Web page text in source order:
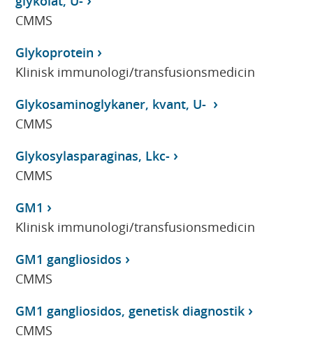
CMMS
Glykoprotein
Klinisk immunologi/transfusionsmedicin
Glykosaminoglykaner, kvant, U-
CMMS
Glykosylasparaginas, Lkc-
CMMS
GM1
Klinisk immunologi/transfusionsmedicin
GM1 gangliosidos
CMMS
GM1 gangliosidos, genetisk diagnostik
CMMS